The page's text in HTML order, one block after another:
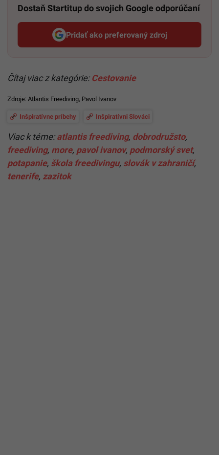
Dostaň Startitup do svojich Google odporúčaní
Pridať ako preferovaný zdroj
Startitup, odkaz sa otvorí v
Čítaj viac z kategórie: Cestovanie
Zdroje: Atlantis Freediving, Pavol Ivanov
Inšpiratívne príbehy Inšpiratívni Slováci
Viac k téme:atlantis freediving, dobrodružsto,
freediving, more, pavol ivanov, podmorský svet,
potapanie, škola freedivingu, slovák v zahraničí,
tenerife, zazitok